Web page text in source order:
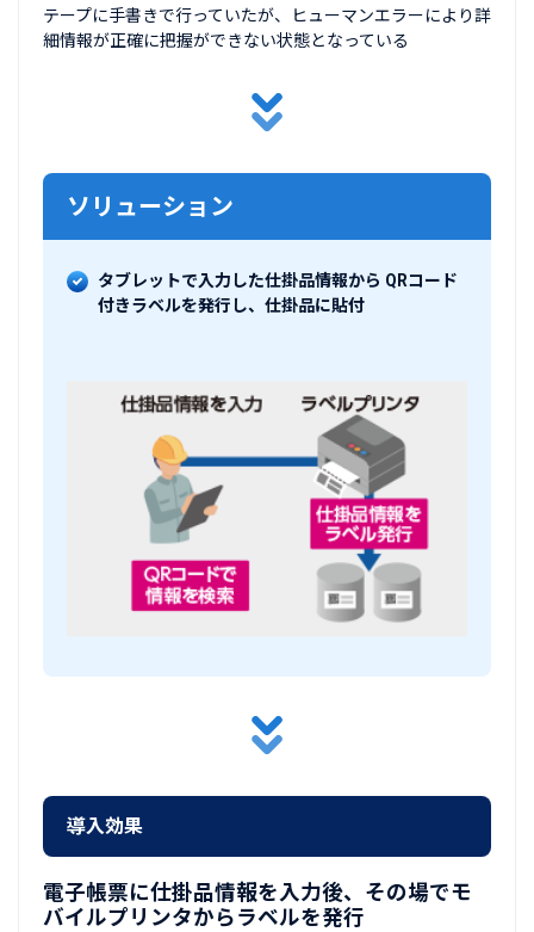
テープに手書きで行っていたが、ヒューマンエラーにより詳
細情報が正確に把握ができない状態となっている
ソリューション
タブレットで入力した仕掛品情報から QRコード
付きラベルを発行し、仕掛品に貼付
導入効果
電子帳票に仕掛品情報を入力後、その場でモ
バイルプリンタからラベルを発行